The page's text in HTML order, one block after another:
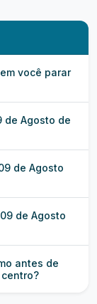
você parar
de Agosto de
de Agosto
de Agosto
antes de